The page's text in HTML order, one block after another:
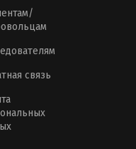
связь